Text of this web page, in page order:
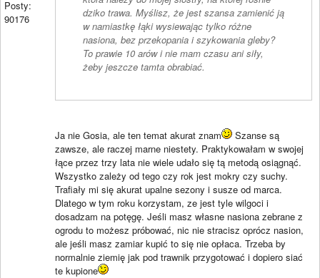
Posty:
90176
dziko trawa. Myślisz, że jest szansa zamienić ją
w namiastkę łąki wysiewając tylko różne
nasiona, bez przekopania i szykowania gleby?
To prawie 10 arów i nie mam czasu ani siły,
żeby jeszcze tamta obrabiać.
Ja nie Gosia, ale ten temat akurat znam
Szanse są
zawsze, ale raczej marne niestety. Praktykowałam w swojej
łące przez trzy lata nie wiele udało się tą metodą osiągnąć.
Wszystko zależy od tego czy rok jest mokry czy suchy.
Trafiały mi się akurat upalne sezony i susze od marca.
Dlatego w tym roku korzystam, ze jest tyle wilgoci i
dosadzam na potęgę. Jeśli masz własne nasiona zebrane z
ogrodu to możesz próbować, nic nie stracisz oprócz nasion,
ale jeśli masz zamiar kupić to się nie opłaca. Trzeba by
normalnie ziemię jak pod trawnik przygotować i dopiero siać
te kupione